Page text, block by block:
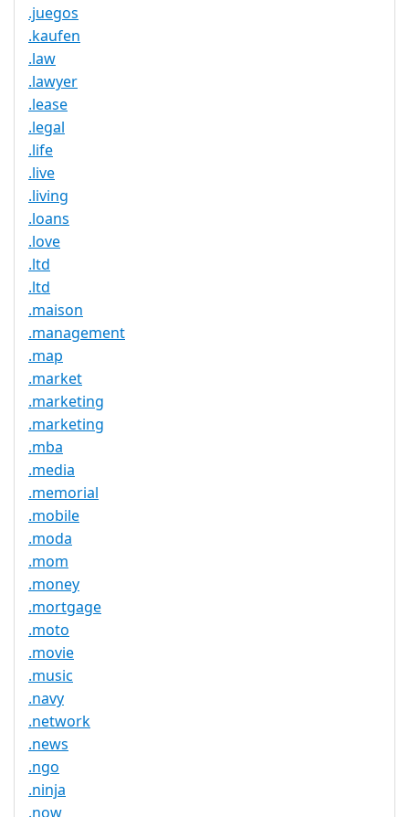
.juegos
.kaufen
.law
.lawyer
.lease
.legal
.life
.live
.living
.loans
.love
.ltd
.ltd
.maison
.management
.map
.market
.marketing
.marketing
.mba
.media
.memorial
.mobile
.moda
.mom
.money
.mortgage
.moto
.movie
.music
.navy
.network
.news
.ngo
.ninja
.now